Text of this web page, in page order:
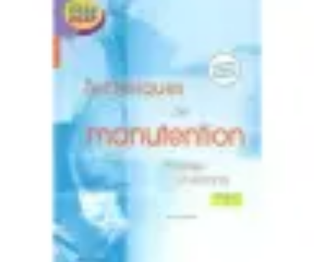
Cocktails Créatifs
Recettes de CocktailsTechniques de Mixologie
TechniquesGuideÉquipement
Cocktails Créatifs